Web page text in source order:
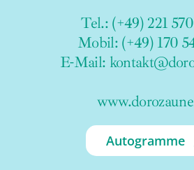
Tel.: (+49) 221
Mobil: (+49) 170
E-Mail:
Autogramme